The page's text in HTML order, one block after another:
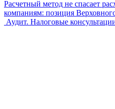
Расчетный метод не спасает
компаниям: позиция
Аудит. Налоговые